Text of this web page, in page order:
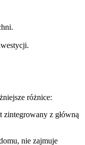
różnice:
zintegrowany z główną
nie zajmuje